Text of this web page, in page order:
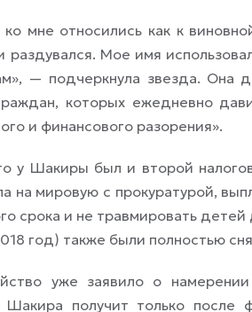
мне относились как к
раздувался. Мое имя
, — подчеркнула звезда. Она
которых ежедневно
и финансового разорения».
у Шакиры был и второй
на мировую с прокуратурой,
срока и не травмировать
год) также были полностью
уже заявило о
получит только после